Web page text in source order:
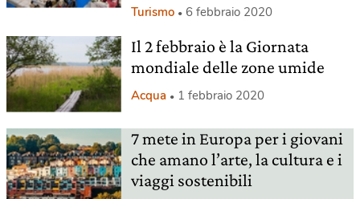
Turismo 6 febbraio 2020
Il 2 febbraio è la Giornata
mondiale delle zone umide
Acqua 1 febbraio 2020
7 mete in Europa per i giovani
che amano l’arte, la cultura e i
viaggi sostenibili